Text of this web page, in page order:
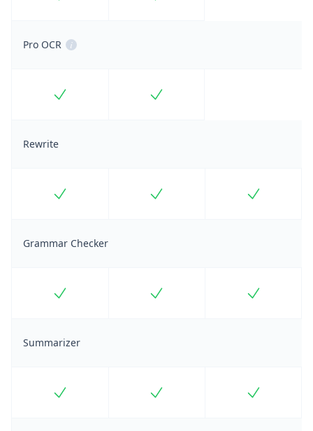
Pro OCR i
Included Included
Rewrite
Included Included Included
Grammar Checker
Included Included Included
Summarizer
Included Included Included